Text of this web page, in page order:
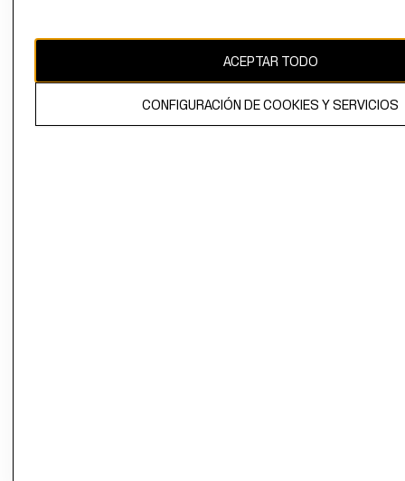
El contenido de esta página web está protegido por copyright y es
propiedad de H&M Hennes & Mauritz AB.
ACEPTAR TODO
CONFIGURACIÓN DE COOKIES Y SERVICIOS